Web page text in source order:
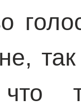
что